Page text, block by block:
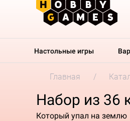
Настольные игры
Главная
Набор из 36
Который упал на землю